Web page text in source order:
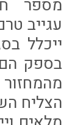
מספר
עגייב
ייכלל
בספק
הצליח